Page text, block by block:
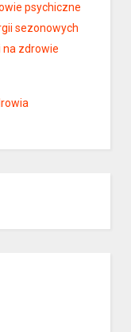
psychiczne
sezonowych
na zdrowie